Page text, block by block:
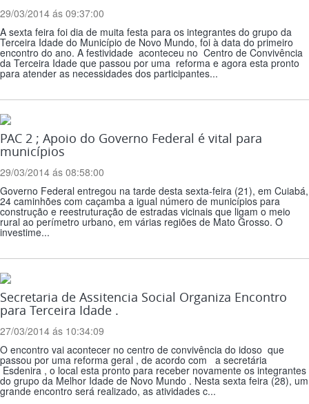
29/03/2014 ás 09:37:00
A sexta feira foi dia de muita festa para os integrantes do grupo da
Terceira Idade do Município de Novo Mundo, foi à data do primeiro
encontro do ano. A festividade aconteceu no Centro de Convivência
da Terceira Idade que passou por uma reforma e agora esta pronto
para atender as necessidades dos participantes...
PAC 2 ; Apoio do Governo Federal é vital para
municípios
29/03/2014 ás 08:58:00
Governo Federal entregou na tarde desta sexta-feira (21), em Cuiabá,
24 caminhões com caçamba a igual número de municípios para
construção e reestruturação de estradas vicinais que ligam o meio
rural ao perímetro urbano, em várias regiões de Mato Grosso. O
investime...
Secretaria de Assitencia Social Organiza Encontro
para Terceira Idade .
27/03/2014 ás 10:34:09
O encontro vai acontecer no centro de convivência do idoso que
passou por uma reforma geral , de acordo com a secretária
Esdenira , o local esta pronto para receber novamente os integrantes
do grupo da Melhor Idade de Novo Mundo . Nesta sexta feira (28), um
grande encontro será realizado, as atividades c...